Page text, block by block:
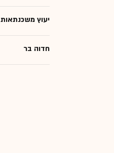
יעוץ משכנתאות
חדוה בר